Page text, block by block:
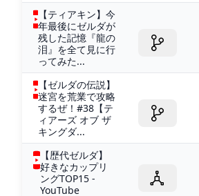
【ティアキン】今
年最後にゼルダが
残した記憶『龍の
泪』を全て見に行
ってみた...
【ゼルダの伝説】
迷宮を荒業で攻略
するぜ！#38【テ
ィアーズ オブ ザ
キングダ...
【歴代ゼルダ】
好きなカップリ
ングTOP15 -
YouTube